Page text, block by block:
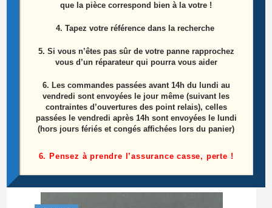
Carte alimentation Télé TOSHIBA 26AV505DG
Référence: PK101V0600I A FSP132-4F02
45,00€
Ajouter au panier
que la pièce correspond bien à la votre !
4. Tapez votre référence dans la recherche
5. Si vous n’êtes pas sûr de votre panne rapprochez
vous d’un réparateur qui pourra vous aider
6. Les commandes passées avant 14h du lundi au
vendredi sont envoyées le jour même (suivant les
contraintes d’ouvertures des point relais), celles
passées le vendredi après 14h sont envoyées le lundi
(hors jours fériés et congés affichées lors du panier)
6. Pensez à prendre l’assurance casse, perte !